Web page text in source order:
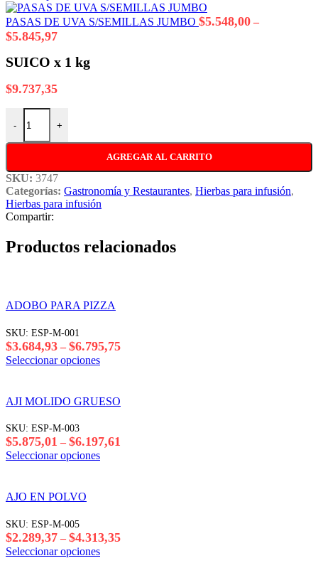
desde
PASAS DE UVA S/SEMILLAS JUMBO $5.548,00 –
$5.845,97Rango
precios:
desde
SUICO x 1 kg
$9.737,35
-
SUICO x 1 kg cantidad
+
AGREGAR AL CARRITO
SKU: 3747
Categorías: Gastronomía y Restaurantes, Hierbas para infusión,
Hierbas para infusión
Compartir:
Productos relacionados
ADOBO PARA PIZZA
SKU: ESP-M-001
$3.684,93 – $6.795,75Rango
hasta
Seleccionar opcionesEste
varias
variantes.
opciones
se
pueden
producto
AJI MOLIDO GRUESO
SKU: ESP-M-003
$5.875,01 – $6.197,61
Seleccionar opcionesEste
opciones
se
pueden
AJO EN POLVO
SKU: ESP-M-005
$2.289,37 – $4.313,35Rango
Seleccionar opcionesEste